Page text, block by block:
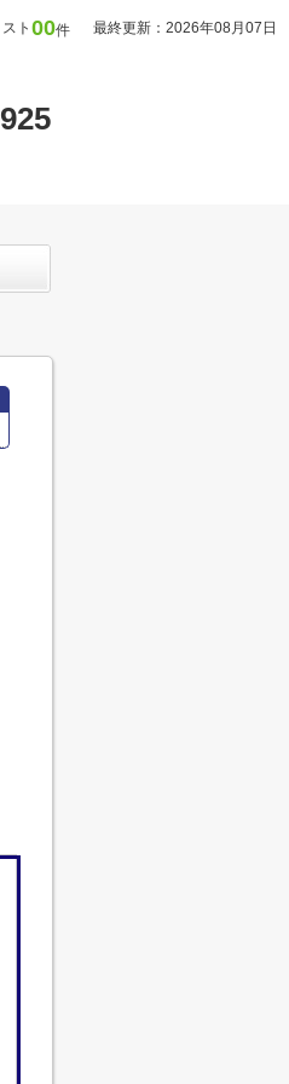
ト 00件 最終更新：2026年08月07日